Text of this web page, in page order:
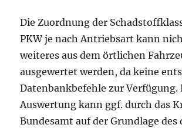
Die Zuordnung der
PKW je nach Antriebsart kann
weiteres aus dem örtlichen
ausgewertet werden, da keine
Datenbankbefehle zur Verfügung.
Auswertung kann ggf. durch das
Bundesamt auf der Grundlage des